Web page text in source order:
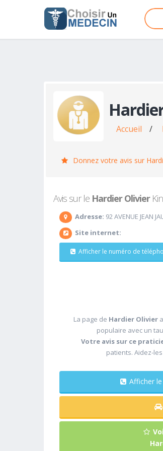
Accueil /
Donnez votre avis sur
Avis sur le Hardier Olivier
Adresse: 92 AVENUE JEAN
Site internet:
Afficher le numéro de
La page de Hardier Olivier
populaire avec un
Votre avis sur ce
patients. Aidez-